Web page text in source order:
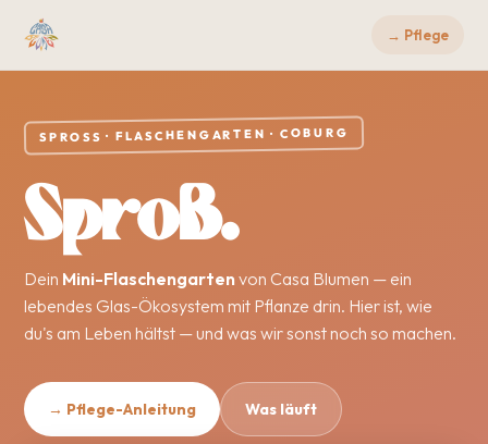
→ Pflege
SPROSS · FLASCHENGARTEN · COBURG
Sproß.
Dein Mini-Flaschengartenvon Casa Blumen — ein
lebendes Glas-Ökosystem mit Pflanze drin. Hier ist, wie
du's am Leben hältst — und was wir sonst noch so machen.
→ Pflege-Anleitung Was läuft